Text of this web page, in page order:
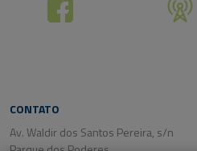
CONTATO
Av. Waldir dos Santos Pereira, s/n